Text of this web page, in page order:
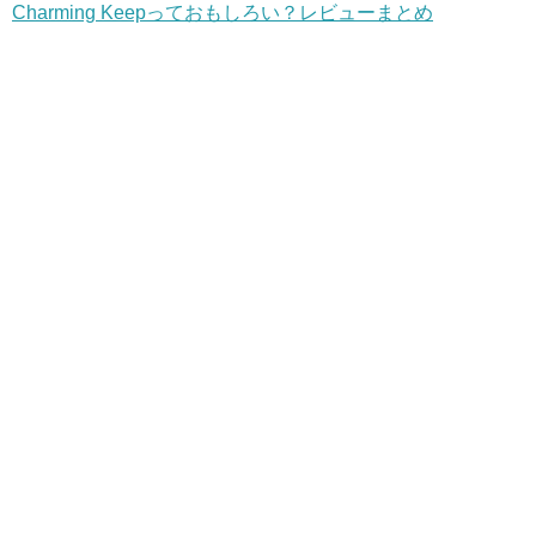
Charming Keepっておもしろい？レビューまとめ